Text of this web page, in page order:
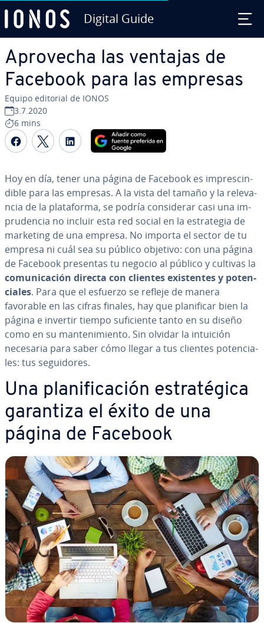
Digital Guide
Aprovecha las ventajas de
Facebook para las empresas
Equipo editorial de IONOS
3.7.2020
6 mins
Compartir Facebook
Compartir Twitter
Compartir LinkedIn
Hoy en día, tener una página de Facebook es im­pre­s­ci­n­
di­ble para las empresas. A la vista del tamaño y la re­le­va­
n­cia de la pla­ta­fo­r­ma, se podría co­n­si­de­rar casi una im­
pru­de­n­cia no incluir esta red social en la es­tra­te­gia de
marketing de una empresa. No importa el sector de tu
empresa ni cuál sea su público objetivo: con una página
de Facebook presentas tu negocio al público y cultivas la
co­mu­ni­ca­ción directa con clientes exi­s­te­n­tes y po­te­n­
cia­les. Para que el esfuerzo se refleje de manera
favorable en las cifras finales, hay que pla­ni­fi­car bien la
página e invertir tiempo su­fi­cie­n­te tanto en su diseño
como en su ma­n­te­ni­mie­n­to. Sin olvidar la intuición
necesaria para saber cómo llegar a tus clientes po­te­n­cia­
les: tus se­gui­do­res.
Una pla­ni­fi­ca­ción es­tra­té­gi­ca
garantiza el éxito de una
página de Facebook